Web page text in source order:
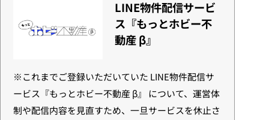
LINE物件配信サービ
ス『もっとホビー不
動産 β』
※これまでご登録いただいていた LINE物件配信サ
ービス『もっとホビー不動産 β』 について、運営体
制や配信内容を見直すため、一旦サービスを休止さ